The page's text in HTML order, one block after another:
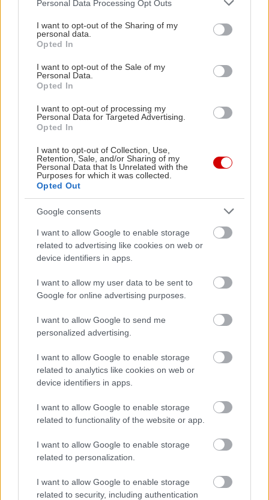
not limited to your visit or usage behaviour. You may click to
grant or deny consent to Google and its third-party tags to
use your data for below specified purposes in below Google
consent section.
Personal Data Processing Opt Outs
I want to opt-out of the Sharing of my
personal data.
Opted In
I want to opt-out of the Sale of my
Personal Data.
Opted In
I want to opt-out of processing my
Personal Data for Targeted Advertising.
Opted In
I want to opt-out of Collection, Use,
Retention, Sale, and/or Sharing of my
Personal Data that Is Unrelated with the
Purposes for which it was collected.
Opted Out
Google consents
I want to allow Google to enable storage
related to advertising like cookies on web or
device identifiers in apps.
I want to allow my user data to be sent to
Google for online advertising purposes.
I want to allow Google to send me
personalized advertising.
I want to allow Google to enable storage
related to analytics like cookies on web or
device identifiers in apps.
I want to allow Google to enable storage
related to functionality of the website or app.
I want to allow Google to enable storage
related to personalization.
I want to allow Google to enable storage
related to security, including authentication
«Εγώ είμαι η ανάπηρη, αυτοί είναι οι μ***ες» –
Η Maria Rolls χωρίς φίλτρο
Περδίκι